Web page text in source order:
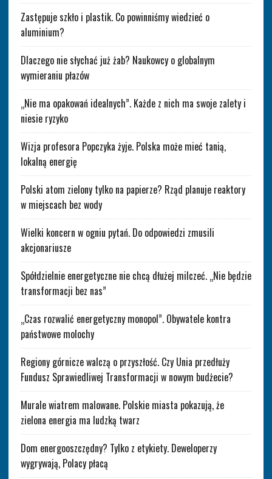
Zastępuje szkło i plastik. Co powinniśmy wiedzieć o
aluminium?
Dlaczego nie słychać już żab? Naukowcy o globalnym
wymieraniu płazów
„Nie ma opakowań idealnych”. Każde z nich ma swoje zalety i
niesie ryzyko
Wizja profesora Popczyka żyje. Polska może mieć tanią,
lokalną energię
Polski atom zielony tylko na papierze? Rząd planuje reaktory
w miejscach bez wody
Wielki koncern w ogniu pytań. Do odpowiedzi zmusili
akcjonariusze
Spółdzielnie energetyczne nie chcą dłużej milczeć. „Nie będzie
transformacji bez nas”
„Czas rozwalić energetyczny monopol”. Obywatele kontra
państwowe molochy
Regiony górnicze walczą o przyszłość. Czy Unia przedłuży
Fundusz Sprawiedliwej Transformacji w nowym budżecie?
Murale wiatrem malowane. Polskie miasta pokazują, że
zielona energia ma ludzką twarz
Dom energooszczędny? Tylko z etykiety. Deweloperzy
wygrywają, Polacy płacą